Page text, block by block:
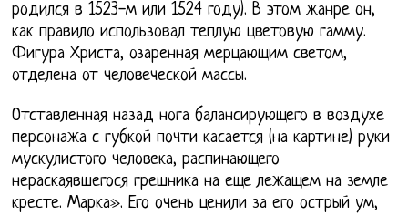
родился в 1523-м или 1524 году). В этом жанре он,
как правило использовал теплую цветовую гамму.
Фигура Христа, озаренная мерцающим светом,
отделена от человеческой массы.
Отставленная назад нога балансирующего в воздухе
персонажа с губкой почти касается (на картине) руки
мускулистого человека, распинающего
нераскаявшегося грешника на еще лежащем на земле
кресте. Марка». Его очень ценили за его острый ум,